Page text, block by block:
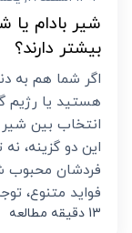
شیر بادام یا
بیشتر دارند؟
اگر شما هم به
هستید یا رژیم
انتخاب بین شیر
این دو گزینه،
فردشان محبوب
فواید متنوع،
13 دقیقه مطالعه